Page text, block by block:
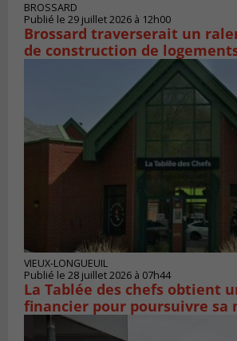
BROSSARD
Publié le 29 juillet 2026 à 12h00
Brossard traverserait un
de construction de
VIEUX-LONGUEUIL
Publié le 28 juillet 2026 à 07h44
La Tablée des chefs obtient
financier pour poursuivre sa